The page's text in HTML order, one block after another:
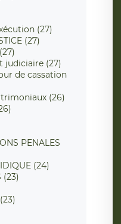
(27)
(27)
judiciaire (27)
de cassation
(26)
PENALES
(24)
(23)